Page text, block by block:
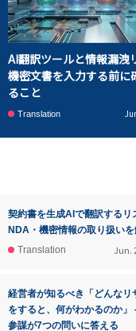
AI翻訳ツールと情報漏洩
機密文書を入力する前に
ること
Translation
契約書を生成AIで翻訳するリ
NDA・機密情報の取り扱い
Translation
Jun.
経営者が知るべき「どんなリ
をすると、何がわかるのか
参謀が7つの問いに答える